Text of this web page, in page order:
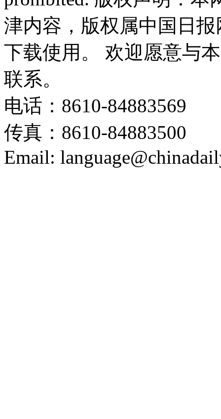
津内容，版权属中国日
下载使用。 欢迎愿意与
联系。
电话：8610-84883569
传真：8610-84883500
Email: